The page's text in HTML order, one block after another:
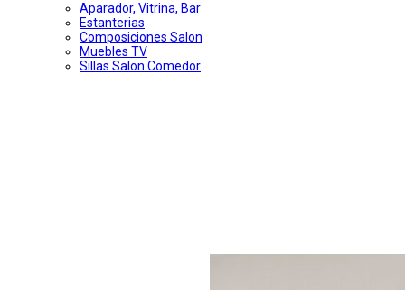
Aparador, Vitrina, Bar
Estanterias
Composiciones Salon
Muebles TV
Sillas Salon Comedor